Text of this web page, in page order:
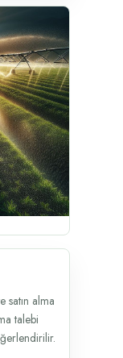
satın alma
talebi